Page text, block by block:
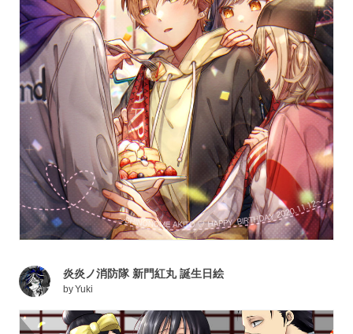
炎炎ノ消防隊 新門紅丸 誕生日絵
byYuki